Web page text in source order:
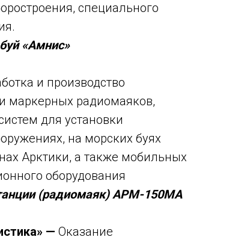
специального
«Амнис»
и производство
маркерных радиомаяков,
для установки
на морских буях
Арктики, а также мобильных
оборудования
(радиомаяк) АРМ-150МА
— Оказание